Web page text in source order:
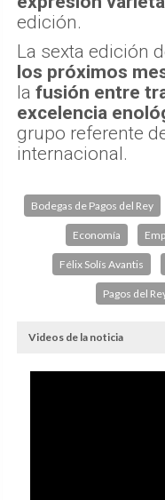
edición.
La sexta edición
los próximos
la fusión entre
excelencia
grupo referente
internacional.
Bodegas de Pagos del Rey
Economía
Félix Solís Avantis
Pagos del
Videos de la noticia